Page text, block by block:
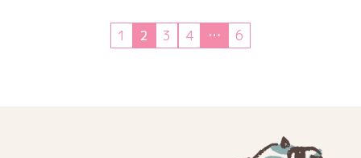
1 2 3 4 … 6